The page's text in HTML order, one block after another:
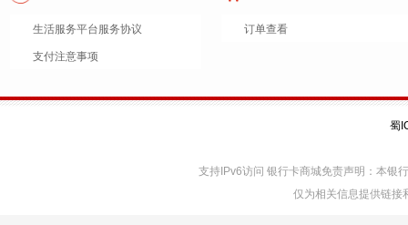
生活服务平台服务协议
支付注意事项
订单查看
蜀
支持IPv6访问 银行卡商城免责声明：本银
仅为相关信息提供链接